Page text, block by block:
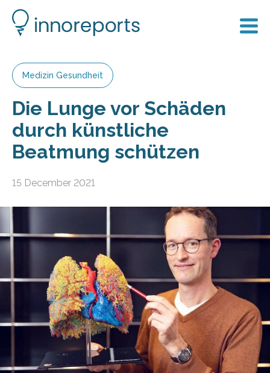
Medizin Gesundheit
Die Lunge vor Schäden
durch künstliche
Beatmung schützen
15 December 2021